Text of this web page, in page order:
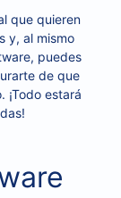
que quieren
y, al mismo
puedes
de que
estará